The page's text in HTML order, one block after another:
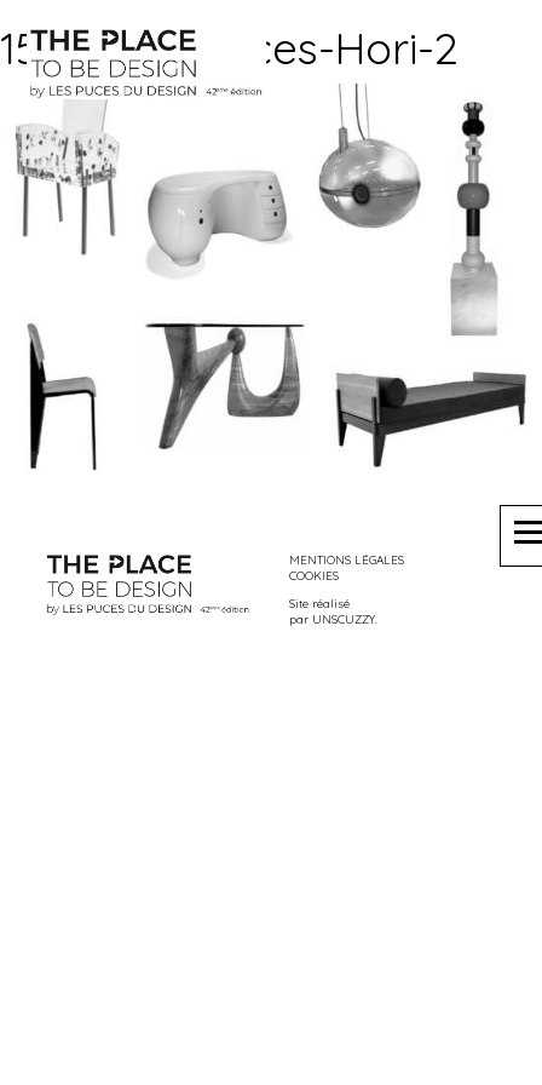
15-Major-Pieces-Hori-2
MENTIONS LÉGALES
COOKIES
Site réalisé
par UNSCUZZY